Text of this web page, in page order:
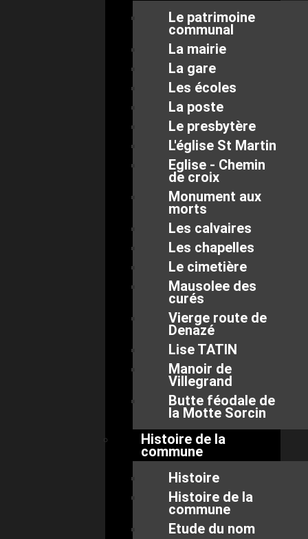
Le patrimoine
communal
La mairie
La gare
Les écoles
La poste
Le presbytère
L'église St Martin
Eglise - Chemin
de croix
Monument aux
morts
Les calvaires
Les chapelles
Le cimetière
Mausolee des
curés
Vierge route de
Denazé
Lise TATIN
Manoir de
Villegrand
Butte féodale de
la Motte Sorcin
Histoire de la
commune
Histoire
Histoire de la
commune
Etude du nom